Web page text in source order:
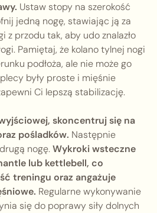
Ustaw stopy na szerokość
jedną nogę, stawiając ją za
z przodu tak, aby udo znalazło
Pamiętaj, że kolano tylnej nogi
podłoża, ale nie może go
były proste i mięśnie
Ci lepszą stabilizację.
skoncentruj się na
pośladków. Następnie
nogę.Wykroki wsteczne
lub kettlebell, co
treningu oraz angażuje
Regularne wykonywanie
się do poprawy siły dolnych